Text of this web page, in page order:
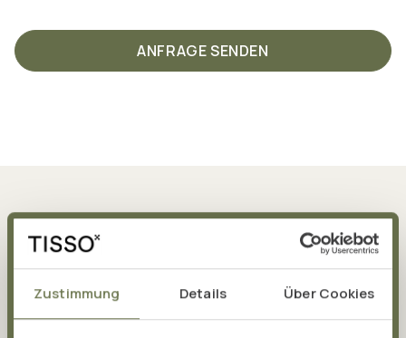
Zustimmung Details Über Cookies
ANFRAGE SENDEN
KUNDEN-NEWSLETTER